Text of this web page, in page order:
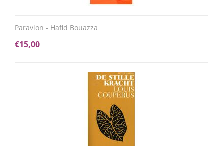
Paravion - Hafid Bouazza
€15,00